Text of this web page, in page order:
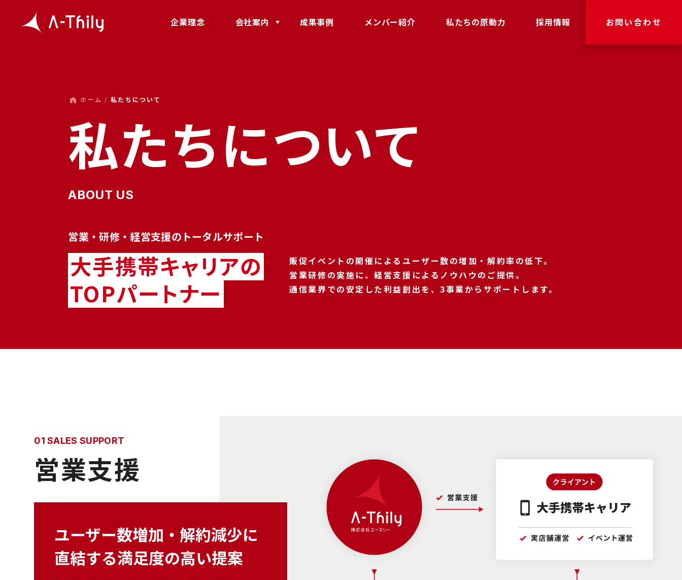
企業理念 会社案内 成果事例 メンバー紹介 私たちの原動力 採用情報 お問い合わせ
ホーム / 私たちについて
私たちについて
ABOUT US
営業・研修・経営支援の トータルサポート
大手携帯キャリアの
TOPパートナー
販促イベントの開催によるユーザー数の増加・解約率の低下。
営業研修の実施に、経営支援によるノウハウのご提供。
通信業界での安定した利益創出を、3事業からサポートします。
01 SALES SUPPORT
営業支援
ユーザー数増加・解約減少に
直結する満足度の高い提案